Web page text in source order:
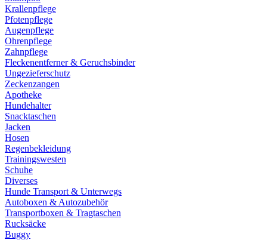
Krallenpflege
Pfotenpflege
Augenpflege
Ohrenpflege
Zahnpflege
Fleckenentferner & Geruchsbinder
Ungezieferschutz
Zeckenzangen
Apotheke
Hundehalter
Snacktaschen
Jacken
Hosen
Regenbekleidung
Trainingswesten
Schuhe
Diverses
Hunde Transport & Unterwegs
Autoboxen & Autozubehör
Transportboxen & Tragtaschen
Rucksäcke
Buggy